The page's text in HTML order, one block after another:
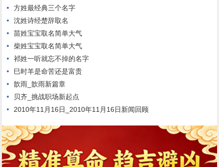
方姓最经典三个名字
沈姓诗经楚辞取名
苗姓宝宝取名简单大气
柴姓宝宝取名简单大气
祁姓一听就忘不掉的名字
巳时羊是命苦还是富贵
歆雨_歆雨新篇章
贝齐_挑战职场新起点
2010年11月16日_2010年11月16日新闻回顾